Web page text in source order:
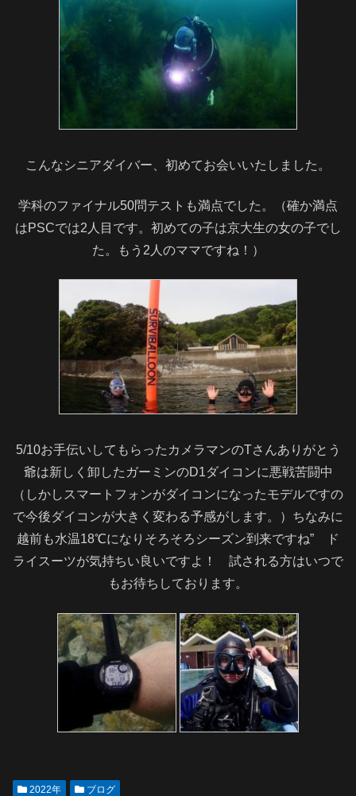
こんなシニアダイバー、初めてお会いいたしました。
学科のファイナル50問テストも満点でした。（確か満点
はPSCでは2人目です。初めての子は京大生の女の子でし
た。もう2人のママですね！）
5/10お手伝いしてもらったカメラマンのTさんありがとう
爺は新しく卸したガーミンのD1ダイコンに悪戦苦闘中
（しかしスマートフォンがダイコンになったモデルですの
で今後ダイコンが大きく変わる予感がします。）ちなみに
越前も水温18℃になりそろそろシーズン到来ですね” ド
ライスーツが気持ちい良いですよ！ 試される方はいつで
もお待ちしております。
2022年 ブログ